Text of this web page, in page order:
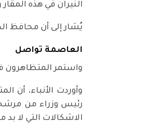
النيران في هذه المقار
يُشار إلى أن محافظ
العاصمة تواصل
واستمر المتظاهرون
وأوردت الأنباء، أن
رئيس وزراء من
الاشكالات التي لا